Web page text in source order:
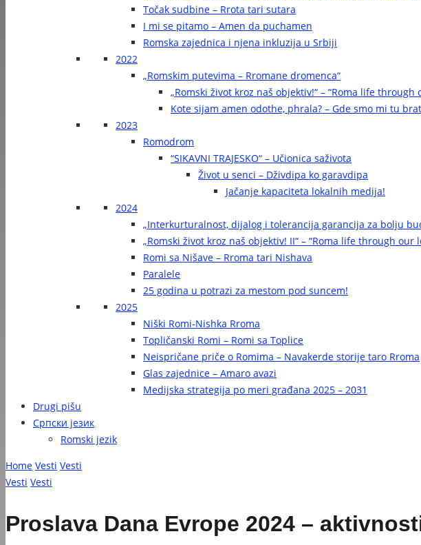
Točak sudbine – Rrota tari sutara
I mi se pitamo – Amen da puchamen
Romska zajednica i njena inkluzija u Srbiji
2022
„Romskim putevima – Rromane dromenca“
„Romski život kroz naš objektiv!“ – “Roma life through
Kote sijam amen odothe, phrala? – Gde smo mi tu
2023
Romodrom
“SIKAVNI TRAJESKO“ – Učionica saživota
Život u senci – Dživdipa ko garavdipa
Jačanje kapaciteta lokalnih medija!
2024
„Interkurturalnost, dijalog i tolerancija garancija za bolju
„Romski život kroz naš objektiv! II“ – “Roma life through our
Romi sa Nišave – Rroma tari Nishava
Paralele
25 godina u potrazi za mestom pod suncem!
2025
Niški Romi-Nishka Rroma
Topličanski Romi – Romi sa Toplice
Neispričane priče o Romima – Navakerde storije taro Rroma
Glas zajednice – Amaro avazi
Medijska strategija po meri građana 2025 – 2031
Drugi pišu
Српски језик
Romski jezik
Home Vesti Vesti
Vesti Vesti
Proslava Dana Evrope 2024 –